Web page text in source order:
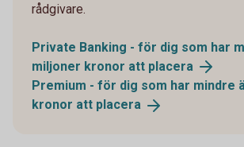
rådgivare.
Private Banking - för dig som har
miljoner kronor att placera
Premium - för dig som har mindre
kronor att placera